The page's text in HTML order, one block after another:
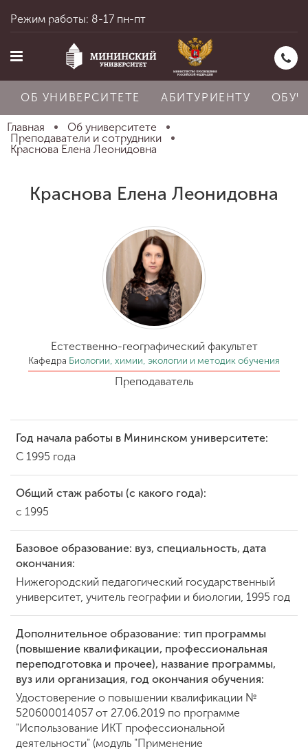
Абитуриенту
Обучение
Наука
деятельность
Студенческая жизнь
Сведения об
образовательной
организации
ENG SPN CHI
Приемная
комиссия
Режим работы: 8-17 пн-пт
ОБ УНИВЕРСИТЕТЕ АБИТУРИЕНТУ
Главная
Об университете
Преподаватели и сотрудники
Краснова Елена Леонидовна
Краснова Елена Леонидовна
Естественно-географический факультет
Кафедра Биологии, химии, экологии и методик обучения
Преподаватель
Год начала работы в Мининском университете:
С 1995 года
Общий стаж работы (с какого года):
с 1995
Базовое образование: вуз, специальность, дата
окончания:
Нижегородский педагогический государственный
университет, учитель географии и биологии, 1995 год
Дополнительное образование: тип программы
(повышение квалификации, профессиональная
переподготовка и прочее), название программы,
вуз или организация, год окончания обучения:
Удостоверение о повышении квалификации №
520600014057 от 27.06.2019 по программе
"Использование ИКТ профессиональной
деятельности" (модуль "Применение